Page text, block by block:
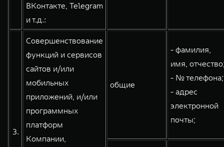
ВКонтакте, Telegram
и т.д.:
3.
Совершенствование
функций и сервисов
сайтов и/или
мобильных
приложений, и/или
программных
платформ
Компании,
общие
- фамилия,
имя,
- № телефона;
- адрес
электронной
почты;